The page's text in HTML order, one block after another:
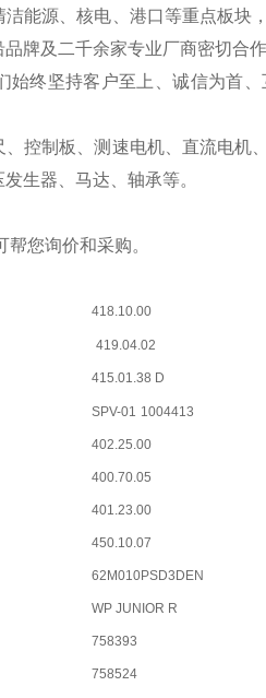
能源、核电、港口等重点板块
牌及二千余家专业厂商密切合作
始终坚持客户至上、诚信为首
控制板、测速电机、直流电机
生器、马达、轴承等。
您询价和采购。
418.10.00
419.04.02
415.01.38 D
SPV-01 1004413
402.25.00
400.70.05
401.23.00
450.10.07
62M010PSD3DEN
WP JUNIOR R
758393
758524